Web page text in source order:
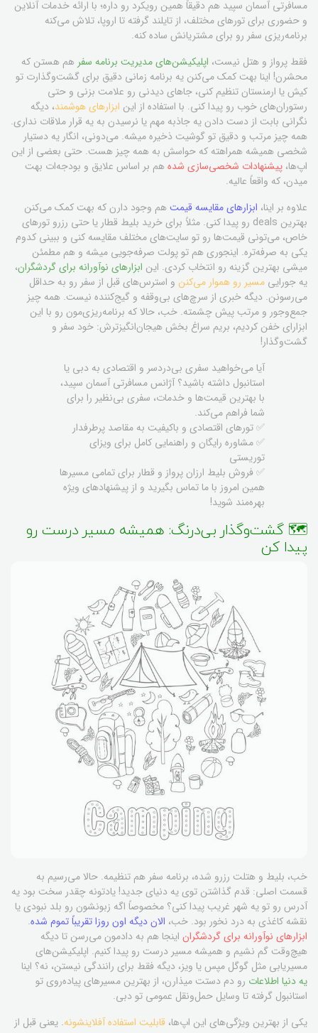
مسافرتی آسمان سپید هم دقیقاً همین رویکرد رو داره؛ با ارائه خدمات آنلاین
و حضوری برای تورهای مختلف، از تایلند گرفته تا اروپا، تلاش می‌کنه
برنامه‌ریزی سفر رو برای مشتریانش ساده کنه.
فقط پرواز و هتل نیست، اپلیکیشن‌های مدیریت برنامه سفر هم هستن که
محشرن! اینا بهت کمک می‌کنن یه برنامه زمانی دقیق برای گشت‌وگذارت تو
کیش یا ارمنستان تنظیم کنی، جاهای دیدنی رو علامت بزنی و حتی
رستوران‌های خوب رو پیدا کنی. با استفاده از این ابزارهای هوشمند، دیگه
نگرانی بابت از دست دادن یه جاذبه مهم یا نرسیدن به یه قرار ملاقات نداری.
همه چیز مرتب و دقیق تو گوشیت ذخیره میشه. می‌دونی، انگار یه دستیار
شخصی همیشه همراهته که حواسش به همه چیز هست. حتی بعضی از این
اپ‌ها، پیشنهادات شخصی‌سازی شده هم بر اساس علایق و بودجه‌ات بهت
میدن، که واقعاً عالیه.
علاوه بر اینا، ابزارهای مقایسه قیمت هم وجود دارن که بهت کمک می‌کنن
بهترین deals رو پیدا کنی. مثلاً برای خرید بلیط قطار یا حتی رزرو تورهای
خاص، می‌تونی قیمت‌ها رو تو سایت‌های مختلف مقایسه کنی و ببینی کدوم
یکی به صرفه‌تره. اینجوری هم تو پولت صرفه‌جویی میشه و هم مطمئن
میشی بهترین گزینه رو انتخاب کردی. این ابزارهای نوآورانه برای گردشگران،
یه جورایی مسیر رو هموار می‌کنن و استرس‌های قبل از سفر رو به حداقل
می‌رسونن. دیگه خبری از سرچ‌های بی‌وقفه و گیج‌کننده نیست. همه چیز
جمع‌وجور و مرتب پیش چشمته. خب، حالا که برنامه‌ریزی‌مون رو با این
ابزارای خفن کردیم، بریم سراغ بخش هیجان‌انگیزترش: خود سفر و
گشت‌وگذار!
آیا می‌خواهید سفری بی‌دردسر و اقتصادی به دبی یا
استانبول داشته باشید؟ آژانس مسافرتی آسمان سپید،
با بهترین قیمت‌ها و خدمات، سفری بی‌نظیر را برای
شما فراهم می‌کند.
✅ تورهای اقتصادی و باکیفیت به مقاصد پرطرفدار
✅ مشاوره رایگان و راهنمایی کامل برای ویزای
توریستی
✅ فروش بلیط ارزان پرواز و قطار برای تمامی مسیرها
همین امروز با ما تماس بگیرید و از پیشنهادهای ویژه
بهره‌مند شوید!
🗺️ گشت‌وگذار بی‌درنگ: همیشه مسیر درست رو
پیدا کن
خب، بلیط و هتلت رزرو شده، برنامه سفر هم تنظیمه. حالا می‌رسیم به
قسمت اصلی: قدم گذاشتن توی یه دنیای جدید! یادتونه چقدر سخت بود یه
آدرس رو تو یه شهر غریب پیدا کنی؟ مخصوصاً اگه زبونشون رو بلد نبودی یا
نقشه کاغذی به درد نخور بود. خب، الان دیگه اون روزا تقریباً تموم شده.
ابزارهای نوآورانه برای گردشگران اینجا هم به دادمون می‌رسن تا دیگه
هیچ‌وقت گم نشیم و همیشه مسیر درست رو پیدا کنیم. اپلیکیشن‌های
مسیریابی مثل گوگل مپس یا ویز، دیگه فقط برای رانندگی نیستن، نه؟ اینا
یه دنیا اطلاعات رو دم دستت میذارن، از بهترین مسیرهای پیاده‌روی تو
استانبول گرفته تا وسایل حمل‌ونقل عمومی تو دبی.
یکی از بهترین ویژگی‌های این اپ‌ها، قابلیت استفاده آفلاینشونه. یعنی قبل از